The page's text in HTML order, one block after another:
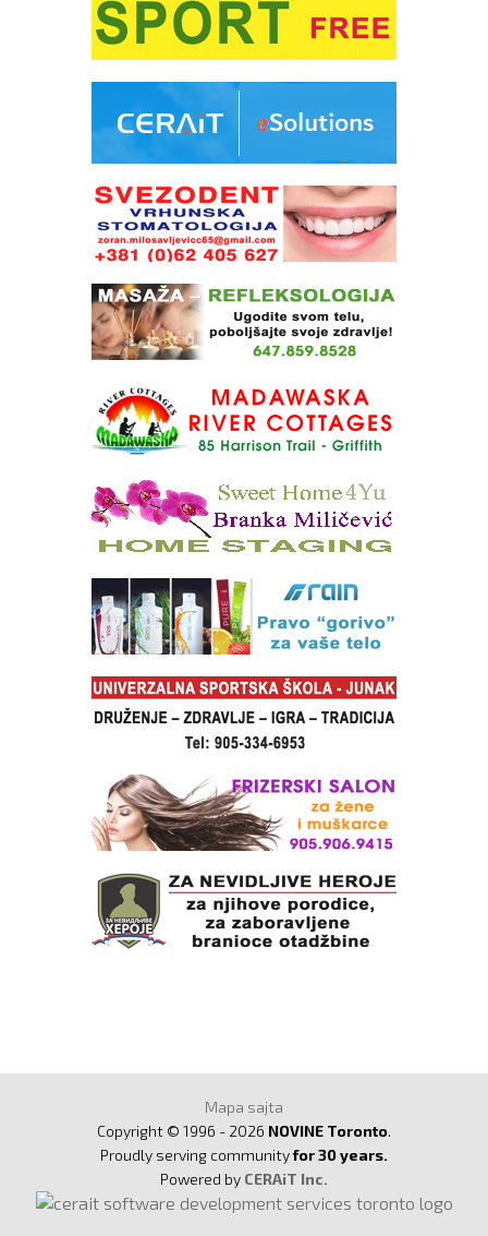
Mapa sajta
Copyright © 1996 - 2026 NOVINE Toronto.
Proudly serving communityfor 30 years.
Powered by CERAiT Inc.